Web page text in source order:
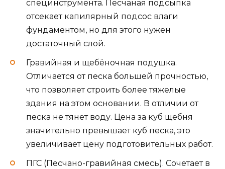
специнструмента. Песчаная подсыпка
отсекает капилярный подсос влаги
фундаментом, но для этого нужен
достаточный слой.
Гравийная и щебёночная подушка.
Отличается от песка большей прочностью,
что позволяет строить более тяжелые
здания на этом основании. В отличии от
песка не тянет воду. Цена за куб щебня
значительно превышает куб песка, это
увеличивает цену подготовительных работ.
ПГС (Песчано-гравийная смесь). Сочетает в